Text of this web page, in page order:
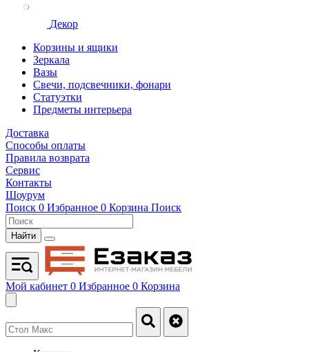
Декор
Корзины и ящики
Зеркала
Вазы
Свечи, подсвечники, фонари
Статуэтки
Предметы интерьера
Доставка
Способы оплаты
Правила возврата
Сервис
Контакты
Шоурум
Поиск 0 Избранное 0 Корзина Поиск
Найти
Мой кабинет 0 Избранное 0 Корзина